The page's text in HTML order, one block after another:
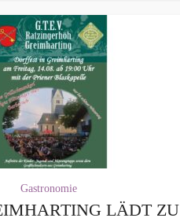
Gastronomie
LÄDT ZU